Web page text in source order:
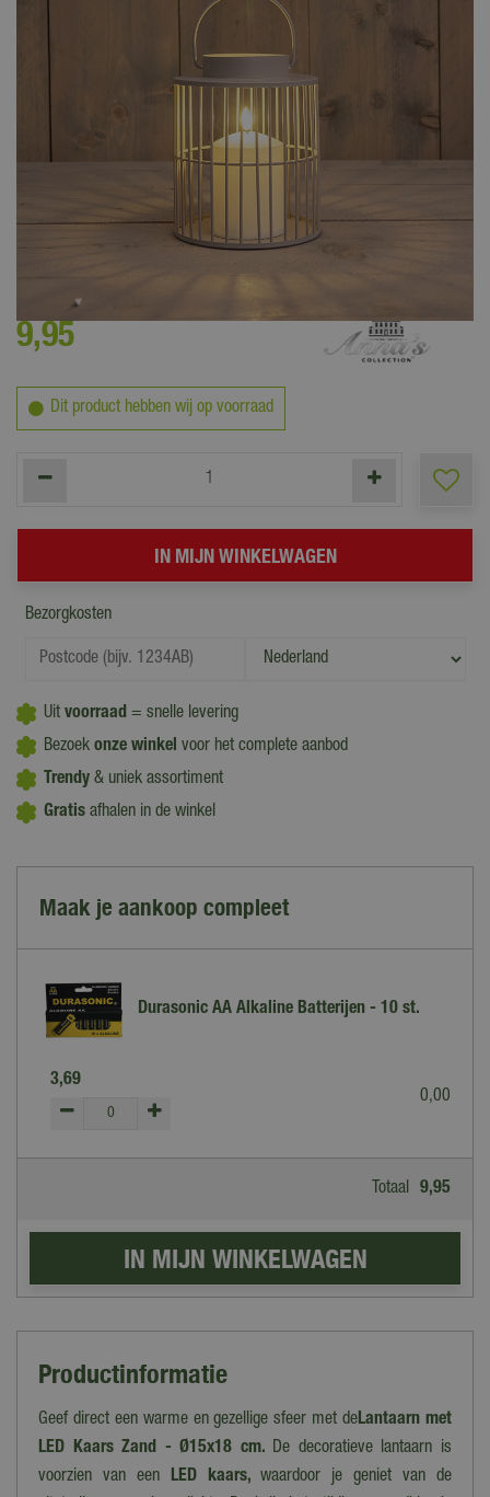
Breng sfeer in je tuin met deze LED lantaarn
9,95
Dit product hebben wij op voorraad
Bezorgkosten
Uit voorraad = snelle levering
Bezoek onze winkel voor het complete aanbod
Trendy & uniek assortiment
Gratis afhalen in de winkel
Maak je aankoop compleet
Durasonic AA Alkaline Batterijen - 10 st.
3,69
0,00
Totaal 9,95
Productinformatie
Geef direct een warme en gezellige sfeer met deLantaarn met
LED Kaars Zand - Ø15x18 cm. De decoratieve lantaarn is
voorzien van een LED kaars,waardoor je geniet van de